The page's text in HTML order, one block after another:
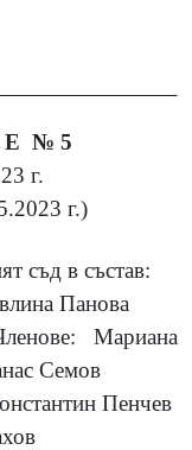
Е № 5
г.
г.)
в състав:
Панова
Мариана
Семов
Пенчев